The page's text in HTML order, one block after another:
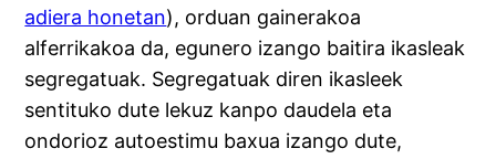
adiera honetan), orduan gainerakoa
alferrikakoa da, egunero izango baitira ikasleak
segregatuak. Segregatuak diren ikasleek
sentituko dute lekuz kanpo daudela eta
ondorioz autoestimu baxua izango dute,